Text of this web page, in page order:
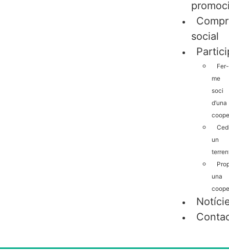
social
Fer-
me
soci
d’una
un
una